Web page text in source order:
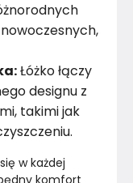
Łóżko łączy
designu z
takimi jak
w każdej
komfort